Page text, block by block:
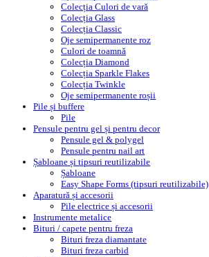
Colecția Culori de vară
Colecția Glass
Colecția Classic
Oje semipermanente roz
Culori de toamnă
Colecția Diamond
Colecția Sparkle Flakes
Colecția Twinkle
Oje semipermanente roșii
Pile și buffere
Pile
Pensule pentru gel și pentru decor
Pensule gel & polygel
Pensule pentru nail art
Șabloane și tipsuri reutilizabile
Șabloane
Easy Shape Forms (tipsuri reutilizabile)
Aparatură și accesorii
Pile electrice și accesorii
Instrumente metalice
Bituri / capete pentru freza
Bituri freza diamantate
Bituri freza carbid